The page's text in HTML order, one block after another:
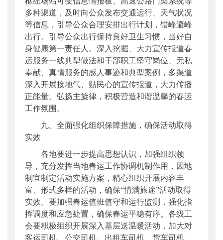
多种渠道，及时向公众发布交通运行、天气状况
等信息，引导公众合理安排出行计划，错峰避峰
出行。引导公众出行保持良好卫生习惯，当好自
身健康第一责任人。深入挖掘、大力宣传报道春
运服务一线典型做法和干部职工坚守岗位、无私
奉献、真情服务的感人事迹和典型案例，多渠道
深入开展接地气、贴民心的宣传报道，大力传播
正能量、弘扬主旋律，积极营造和谐温馨的春运
工作氛围。
九、全面强化组织保障措施，确保活动取得
实效
各地要进一步提高思想认识，加强组织领
导，充分发挥当地春运工作协调机制作用，因地
制宜制定活动实施方案，精心组织开展内容丰
富、形式多样的活动，确保“情满旅途”活动取得
实效。要加强春运值班值守和运行监测，强化指
挥调度和应急处置，确保春运平稳有序。各级工
会要积极组织开展深入基层送温暖活动，加大对
客运司机、公交司机、出租车司机、货车司机、